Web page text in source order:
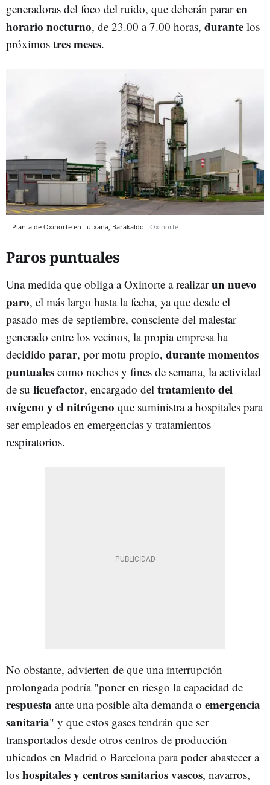
generadoras del foco del ruido, que deberán pararen
horario nocturno, de 23.00 a 7.00 horas, durante los
próximos tres meses.
Planta de Oxinorte en Lutxana, Barakaldo. Oxinorte
Paros puntuales
Una medida que obliga a Oxinorte a realizarun nuevo
paro, el más largo hasta la fecha, ya que desde el
pasado mes de septiembre, consciente del malestar
generado entre los vecinos, la propia empresa ha
decidido parar, por motu propio, durante momentos
puntuales como noches y fines de semana, la actividad
de su licuefactor, encargado del tratamiento del
oxígeno y el nitrógeno que suministra a hospitales para
ser empleados en emergencias y tratamientos
respiratorios.
No obstante, advierten de que una interrupción
prolongada podría "poner en riesgo la capacidad de
respuesta ante una posible alta demanda o emergencia
sanitaria" y que estos gases tendrán que ser
transportados desde otros centros de producción
ubicados en Madrid o Barcelona para poder abastecer a
los hospitales y centros sanitarios vascos, navarros,